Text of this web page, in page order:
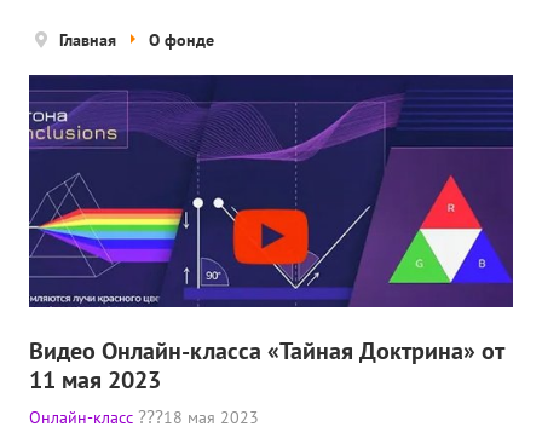
Концепция деятельности
Нам помогают
Публичная оферта
Политика конфиденциальности
ПРОЕКТЫ
🌟 Детский проект «БЕЛЫЕ ЯГУАРЫ»
✔️ Заказать мероприятие
Главная О фонде
Видео Онлайн-класса «Тайная Доктрина» от
11 мая 2023
Онлайн-класс 18 мая 2023